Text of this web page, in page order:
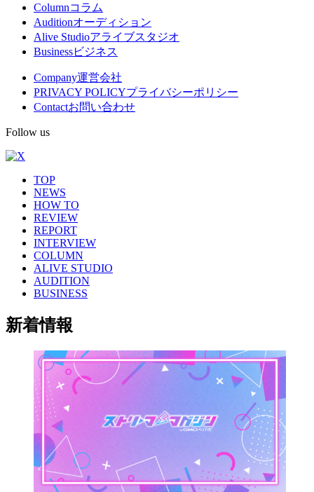
Columnコラム
Auditionオーディション
Alive Studioアライブスタジオ
Businessビジネス
Company運営会社
PRIVACY POLICYプライバシーポリシー
Contactお問い合わせ
Follow us
TOP
NEWS
HOW TO
REVIEW
REPORT
INTERVIEW
COLUMN
ALIVE STUDIO
AUDITION
BUSINESS
新着情報